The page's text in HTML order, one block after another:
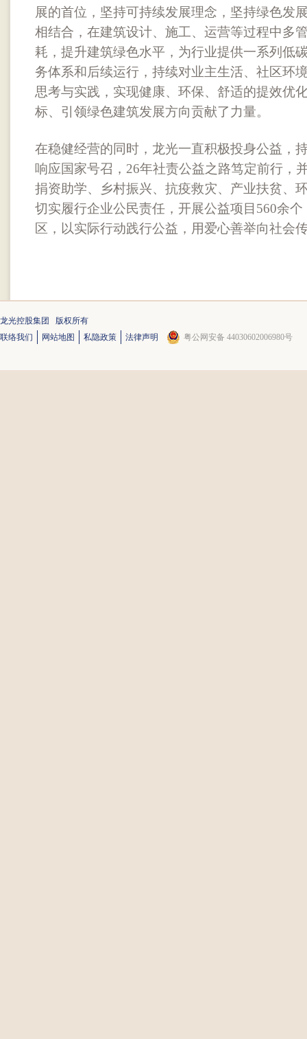
展的首位，坚持可持续发展理念，坚持绿色发
相结合，在建筑设计、施工、运营等过程中多
耗，提升建筑绿色水平，为行业提供一系列低
务体系和后续运行，持续对业主生活、社区环
思考与实践，实现健康、环保、舒适的提效优
标、引领绿色建筑发展方向贡献了力量。
在稳健经营的同时，龙光一直积极投身公益，
响应国家号召，26年社责公益之路笃定前行，
捐资助学、乡村振兴、抗疫救灾、产业扶贫、
切实履行企业公民责任，开展公益项目560余
区，以实际行动践行公益，用爱心善举向社会
龙光控股集团 版权所有
联络我们
网站地图 私隐政策 法律声明 粤公网安备 44030602006980号